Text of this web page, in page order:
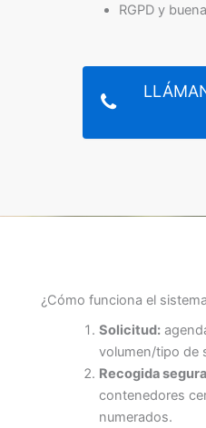
RGPD y
¿Cómo funciona el
Solicitud:
volumen/tipo de
Recogida
contenedores
numerados.